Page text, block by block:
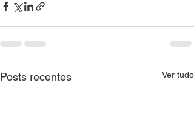
Posts recentes Ver tudo